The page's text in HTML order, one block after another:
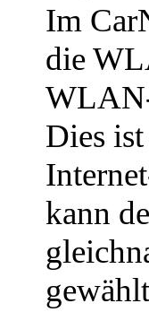
Im
die
Dies
kann